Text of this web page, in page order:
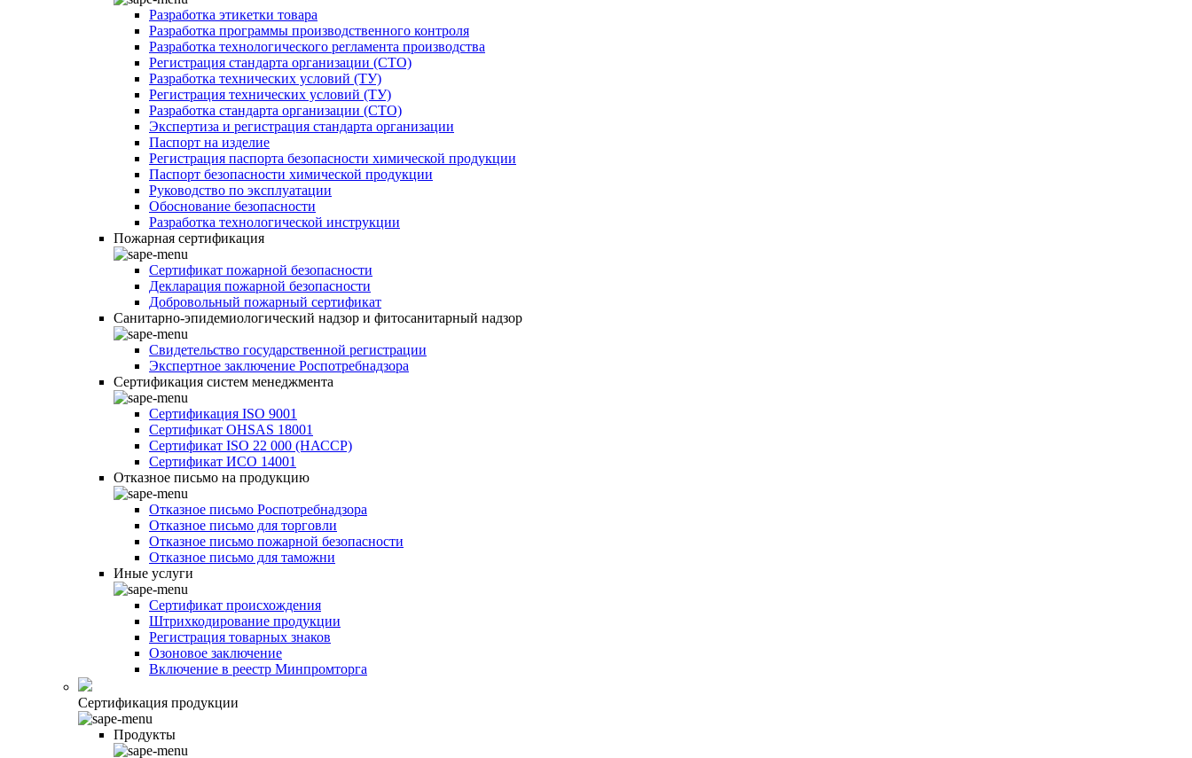
Разработка этикетки товара
Разработка программы производственного контроля
Разработка технологического регламента производства
Регистрация стандарта организации (СТО)
Разработка технических условий (ТУ)
Регистрация технических условий (ТУ)
Разработка стандарта организации (СТО)
Экспертиза и регистрация стандарта организации
Паспорт на изделие
Регистрация паспорта безопасности химической продукции
Паспорт безопасности химической продукции
Руководство по эксплуатации
Обоснование безопасности
Разработка технологической инструкции
Пожарная сертификация
Сертификат пожарной безопасности
Декларация пожарной безопасности
Добровольный пожарный сертификат
Санитарно-эпидемиологический надзор и фитосанитарный надзор
Свидетельство государственной регистрации
Экспертное заключение Роспотребнадзора
Сертификация систем менеджмента
Сертификация ISO 9001
Сертификат OHSAS 18001
Сертификат ISO 22 000 (НАССР)
Сертификат ИСО 14001
Отказное письмо на продукцию
Отказное письмо Роспотребнадзора
Отказное письмо для торговли
Отказное письмо пожарной безопасности
Отказное письмо для таможни
Иные услуги
Сертификат происхождения
Штрихкодирование продукции
Регистрация товарных знаков
Озоновое заключение
Включение в реестр Минпромторга
Сертификация продукции
Продукты